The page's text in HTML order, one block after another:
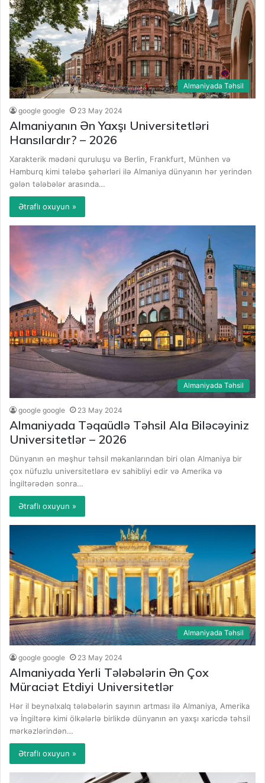
Almaniyada Təhsil
google google 23 May 2024
Almaniyanın Ən Yaxşı Universitetləri
Hansılardır? – 2026
Xarakterik mədəni quruluşu və Berlin, Frankfurt, Münhen və
Hamburq kimi tələbə şəhərləri ilə Almaniya dünyanın hər yerindən
gələn tələbələr arasında…
Ətraflı oxuyun »
Almaniyada Təhsil
google google 23 May 2024
Almaniyada Təqaüdlə Təhsil Ala Biləcəyiniz
Universitetlər – 2026
Dünyanın ən məşhur təhsil məkanlarından biri olan Almaniya bir
çox nüfuzlu universitetlərə ev sahibliyi edir və Amerika və
İngiltərədən sonra…
Ətraflı oxuyun »
Almaniyada Təhsil
google google 23 May 2024
Almaniyada Yerli Tələbələrin Ən Çox
Müraciət Etdiyi Universitetlər
Hər il beynəlxalq tələbələrin sayının artması ilə Almaniya, Amerika
və İngiltərə kimi ölkələrlə birlikdə dünyanın ən yaxşı xaricdə təhsil
mərkəzlərindən…
Ətraflı oxuyun »